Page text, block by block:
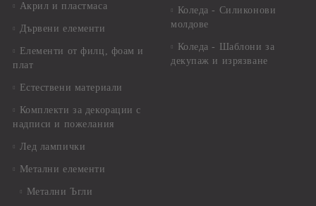
Акрил и пластмаса
Дървени елементи
Елементи от филц, фоам и
плат
Естествени материали
Комплекти за декорации с
надписи и пожелания
Лед лампички
Метални елементи
Метални Ъгли
Коледа - Силиконови
молдове
Коледа - Шаблони за
декупаж и изрязване